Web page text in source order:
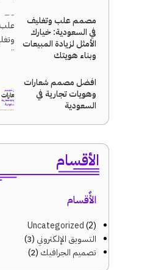
مصمم علب وتغليف
في السعودية: خيارك
الأمثل لزيادة المبيعات
وبناء هويتك
افضل مصمم شعارات
وهويات تجارية في
السعودية
الأقسام
الأٌقسام
Uncategorized(2)
التسويق الإلكتروني (3)
تصميم الجرافيك (2)